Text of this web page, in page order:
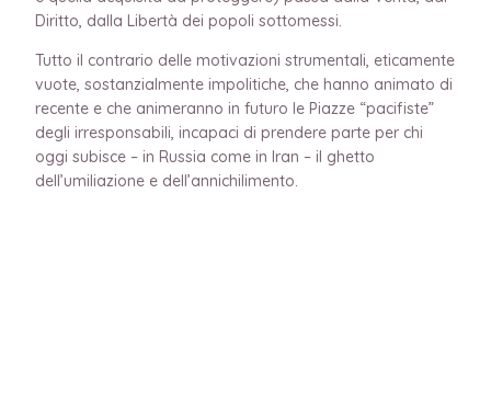
Diritto, dalla Libertà dei popoli sottomessi.
Tutto il contrario delle motivazioni strumentali, eticamente
vuote, sostanzialmente impolitiche, che hanno animato di
recente e che animeranno in futuro le Piazze “pacifiste”
degli irresponsabili, incapaci di prendere parte per chi
oggi subisce – in Russia come in Iran – il ghetto
dell’umiliazione e dell’annichilimento.